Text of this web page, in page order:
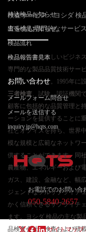
検査サービス：ヨシダ 検
査を含む専門的なサービ
今日の競争の激しいビジネ
専門的な製品品質技術サー
果たしています。1995年に
三者検査 、試験、認証機関
顧客に包括的な品質管理と
ーションを提供することに
社とオフィスを持ち、世界
模な規模と広範なネットワ
供することができます。同
農産物、エネルギーおよび
ガス、建設、金融など、幅
ジェントなフルサプライチ
かく信頼できるサプライチ
ます。ヨシダ 検品の主な
品検査会社、検査および積
持込検品お知らせ
出張検品お知らせ
検品流れ
検品報告書見本
お問い合わせ
メールフォーム問合せ
メールを送信する
inquiry.jp@hqts.com
お電話でのお問い合
050-5840-2657
サイトマップ